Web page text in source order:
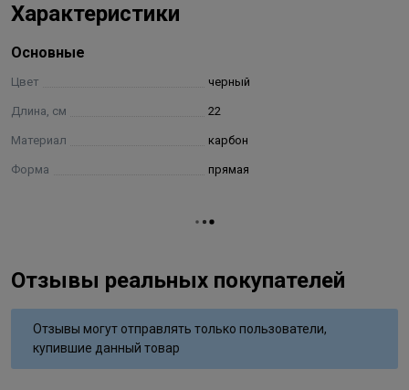
Характеристики
Основные
Цвет черный
Длина, см 22
Материал карбон
Форма прямая
Отзывы реальных покупателей
Отзывы могут отправлять только пользователи,
купившие данный товар